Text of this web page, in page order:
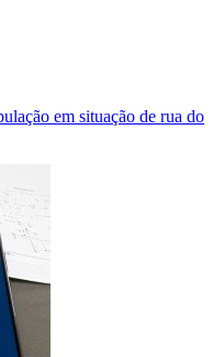
em situação de rua do